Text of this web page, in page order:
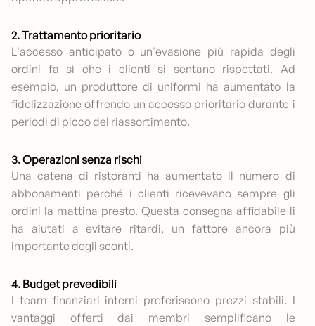
2. Trattamento prioritario
L'accesso anticipato o un'evasione più rapida degli
ordini fa sì che i clienti si sentano rispettati. Ad
esempio, un produttore di uniformi ha aumentato la
fidelizzazione offrendo un accesso prioritario durante i
periodi di picco del riassortimento.
3. Operazioni senza rischi
Una catena di ristoranti ha aumentato il numero di
abbonamenti perché i clienti ricevevano sempre gli
ordini la mattina presto. Questa consegna affidabile li
ha aiutati a evitare ritardi, un fattore ancora più
importante degli sconti.
4. Budget prevedibili
I team finanziari interni preferiscono prezzi stabili. I
vantaggi offerti dai membri semplificano le